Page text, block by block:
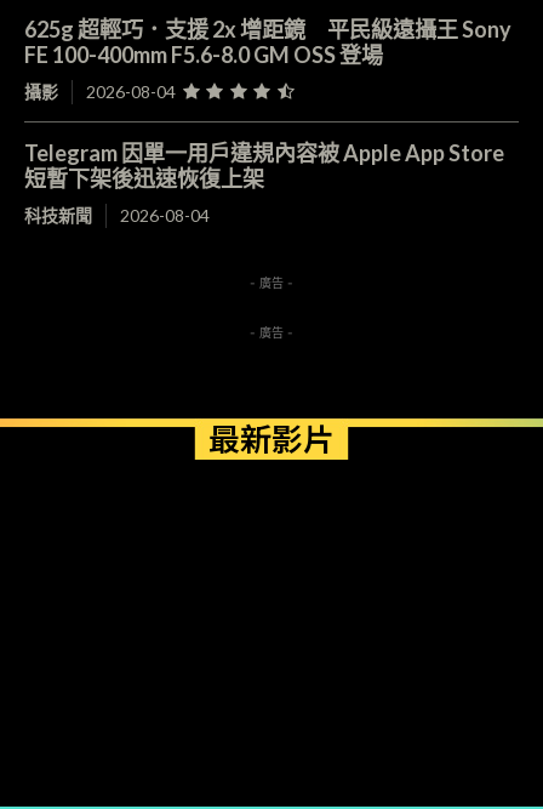
625g 超輕巧．支援 2x 增距鏡 平民級遠攝王 Sony
FE 100-400mm F5.6-8.0 GM OSS 登場
攝影 2026-08-04
Telegram 因單一用戶違規內容被 Apple App Store
短暫下架後迅速恢復上架
科技新聞 2026-08-04
- 廣告 -
- 廣告 -
最新影片